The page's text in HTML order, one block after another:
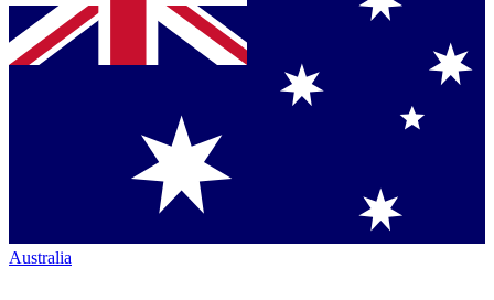
Australia